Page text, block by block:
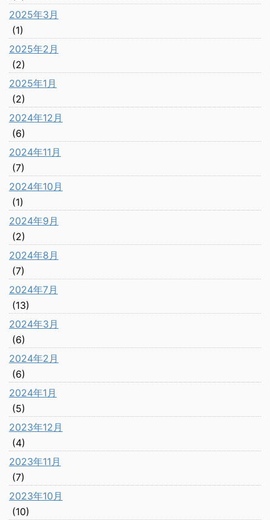
2025年3月
(1)
2025年2月
(2)
2025年1月
(2)
2024年12月
(6)
2024年11月
(7)
2024年10月
(1)
2024年9月
(2)
2024年8月
(7)
2024年7月
(13)
2024年3月
(6)
2024年2月
(6)
2024年1月
(5)
2023年12月
(4)
2023年11月
(7)
2023年10月
(10)